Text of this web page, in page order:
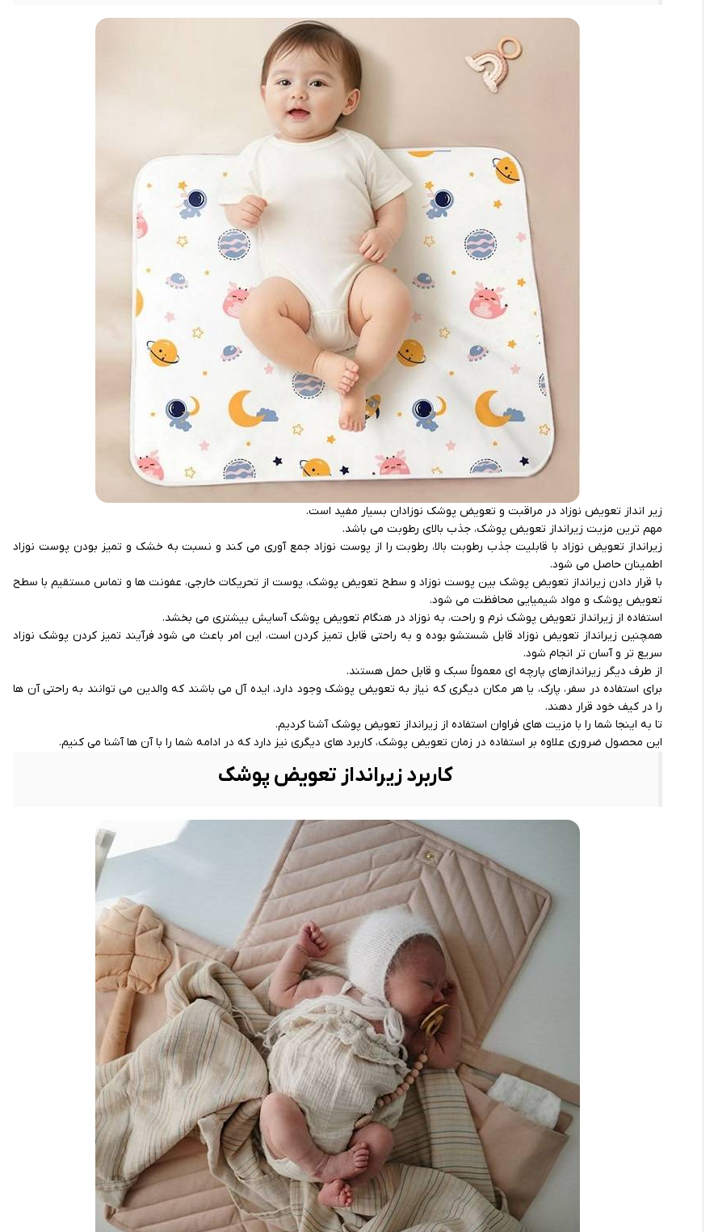
زیر انداز تعویض نوزاد در مراقبت و تعویض پوشک نوزادان بسیار مفید است.
مهم ترین مزیت زیرانداز تعویض پوشک، جذب بالای رطوبت می باشد.
زیرانداز تعویض نوزاد با قابلیت جذب رطوبت بالا، رطوبت را از پوست نوزاد جمع آوری می ‌کند و نسبت به خشک و تمیز بودن پوست نوزاد
اطمینان حاصل می ‌شود.
با قرار دادن زیرانداز تعویض پوشک بین پوست نوزاد و سطح تعویض پوشک، پوست از تحریکات خارجی، عفونت‌ ها و تماس مستقیم با سطح
تعویض پوشک و مواد شیمیایی محافظت می‌ شود.
استفاده از زیرانداز تعویض پوشک نرم و راحت، به نوزاد در هنگام تعویض پوشک آسایش بیشتری می بخشد.
همچنین زیرانداز تعویض نوزاد قابل شستشو بوده و به راحتی قابل تمیز کردن است، این امر باعث می ‌شود فرآیند تمیز کردن پوشک نوزاد
سریع تر و آسان ‌تر انجام شود.
از طرف دیگر زیراندازهای پارچه‌ ای معمولاً سبک و قابل حمل هستند.
برای استفاده در سفر، پارک، یا هر مکان دیگری که نیاز به تعویض پوشک وجود دارد، ایده ‌آل می‌ باشند که والدین می ‌توانند به راحتی آن ‌ها
را در کیف خود قرار دهند.
تا به اینجا شما را با مزیت های فراوان استفاده از زیرانداز تعویض پوشک آشنا کردیم.
این محصول ضروری علاوه بر استفاده در زمان تعویض پوشک، کاربرد های دیگری نیز دارد که در ادامه شما را با آن ها آشنا می کنیم.
کاربرد زیرانداز تعویض پوشک